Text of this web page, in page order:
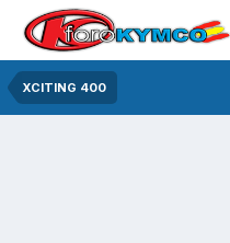
XCITING 400